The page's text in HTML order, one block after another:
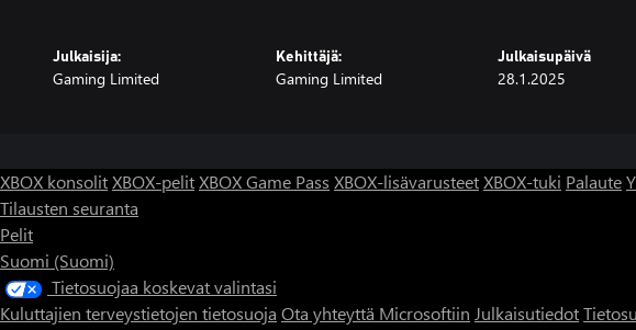
Julkaisija:
Gaming Limited
Kehittäjä:
Gaming Limited
Julkaisupäivä
28.1.2025
XBOX konsolitXBOX-pelitXBOX Game Pass XBOX-lisävarusteetXBOX-tuki Palaute
Tilausten seuranta
Pelit
Suomi (Suomi)
Tietosuojaa koskevat valintasi
Kuluttajien terveystietojen tietosuoja Ota yhteyttä Microsoftiin Julkaisutiedot